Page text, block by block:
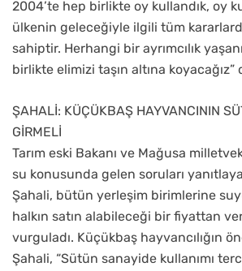
2004’te hep birlikte oy kullandık, oy
ülkenin geleceğiyle ilgili tüm
sahiptir. Herhangi bir ayrımcılık
birlikte elimizi taşın altına koyacağız”
ŞAHALİ: KÜÇÜKBAŞ HAYVANCININ
GİRMELİ
Tarım eski Bakanı ve Mağusa
su konusunda gelen soruları
Şahali, bütün yerleşim birimlerine
halkın satın alabileceği bir fiyattan
vurguladı. Küçükbaş hayvancılığın
Şahali, “Sütün sanayide kullanımı